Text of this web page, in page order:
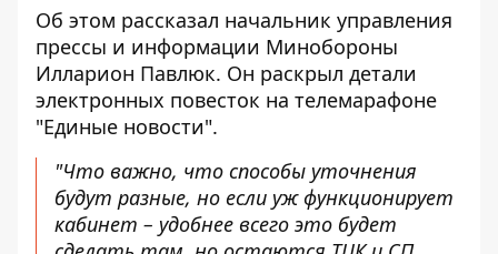
Об этом рассказал начальник управления
прессы и информации Минобороны
Илларион Павлюк. Он раскрыл детали
электронных повесток на телемарафоне
"Единые новости".
"Что важно, что способы уточнения
будут разные, но если уж функционирует
кабинет – удобнее всего это будет